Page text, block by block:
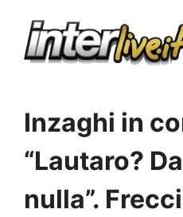
Inzaghi in
“Lautaro?
nulla”.